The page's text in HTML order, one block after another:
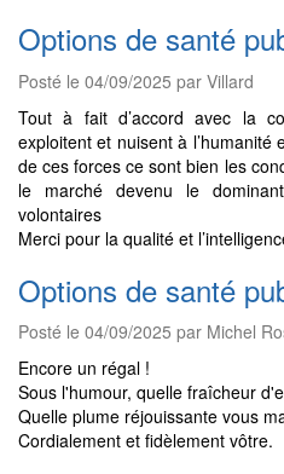
Options de santé
Posté le 04/09/2025 par Villard
Tout à fait d’accord avec la
exploitent et nuisent à
de ces forces ce sont bien les
le marché devenu le
volontaires
Merci pour la qualité et
Options de santé
Posté le 04/09/2025 par Michel
Encore un régal !
Sous l'humour, quelle fraîcheur
Quelle plume réjouissante vous
Cordialement et fidèlement vôtre.